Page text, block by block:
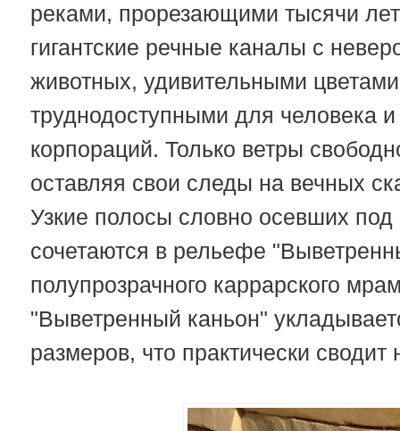
реками, прорезающими тысячи
гигантские речные каналы с
животных, удивительными
труднодоступными для человека
корпораций. Только ветры
оставляя свои следы на вечных
Узкие полосы словно осевших
сочетаются в рельефе
полупрозрачного каррарского
"Выветренный каньон"
размеров, что практически